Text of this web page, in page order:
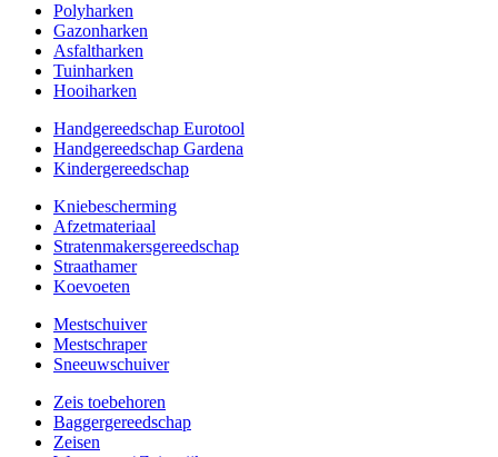
Polyharken
Gazonharken
Asfaltharken
Tuinharken
Hooiharken
Handgereedschap Eurotool
Handgereedschap Gardena
Kindergereedschap
Kniebescherming
Afzetmateriaal
Stratenmakersgereedschap
Straathamer
Koevoeten
Mestschuiver
Mestschraper
Sneeuwschuiver
Zeis toebehoren
Baggergereedschap
Zeisen